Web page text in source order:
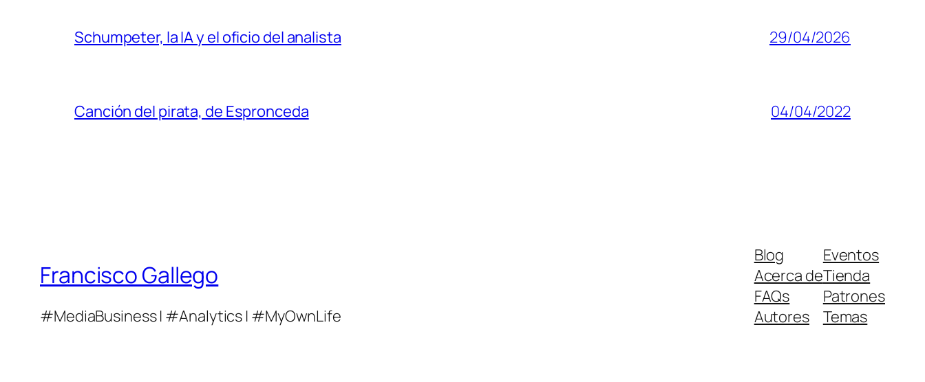
Schumpeter, la IA y el oficio del analista 29/04/2026
Canción del pirata, de Espronceda 04/04/2022
Francisco Gallego
#MediaBusiness | #Analytics | #MyOwnLife
Blog
Acerca de
FAQs
Autores
Eventos
Tienda
Patrones
Temas